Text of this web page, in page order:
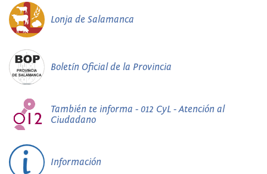
Lonja de Salamanca
Boletín Oficial de la Provincia
También te informa - 012 CyL - Atención al
Ciudadano
Información